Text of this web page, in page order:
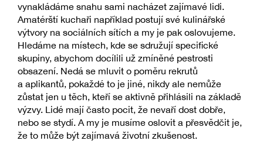
vynakládáme snahu sami nacházet zajímavé lidi.
Amatérští kuchaři například postují své kulinářské
výtvory na sociálních sítích a my je pak oslovujeme.
Hledáme na místech, kde se sdružují specifické
skupiny, abychom docílili už zmíněné pestrosti
obsazení. Nedá se mluvit o poměru rekrutů
a aplikantů, pokaždé to je jiné, nikdy ale nemůže
zůstat jen u těch, kteří se aktivně přihlásili na základě
výzvy. Lidé mají často pocit, že nevaří dost dobře,
nebo se stydí. A my je musíme oslovit a přesvědčit je,
že to může být zajímavá životní zkušenost.